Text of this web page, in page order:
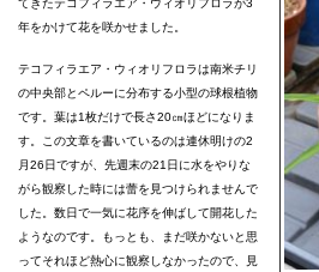
てきたテコフィラエア・ウィオリフロラが3
年をかけて花を咲かせました。
テコフィラエア・ウィオリフロラは南米チリ
の中央部とペルーに分布する小型の球根植物
です。葉は1枚だけで長さ20㎝ほどになりま
す。この文章を書いているのは連休明けの2
月26日ですが、先週末の21日に水をやりな
がら観察した時には蕾を見つけられませんで
した。数日で一気に花序を伸ばして開花した
ようなのです。もっとも、まだ咲かないと思
ってそれほど熱心に観察しなかったので、見